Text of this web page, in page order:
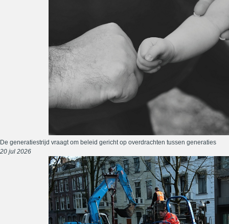
De generatiestrijd vraagt om beleid gericht op overdrachten tussen generaties
20 jul 2026